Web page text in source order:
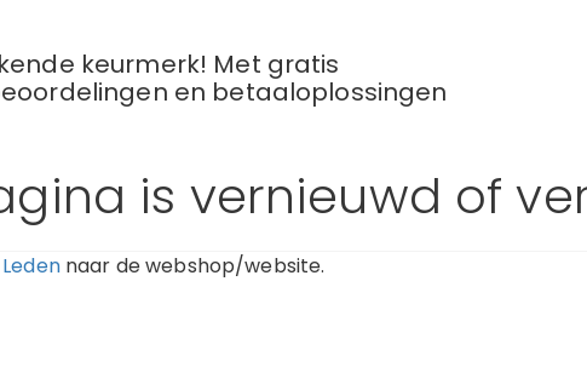
keurmerk! Met gratis
en betaaloplossingen
is vernieuwd of
Ledennaar de webshop/website.